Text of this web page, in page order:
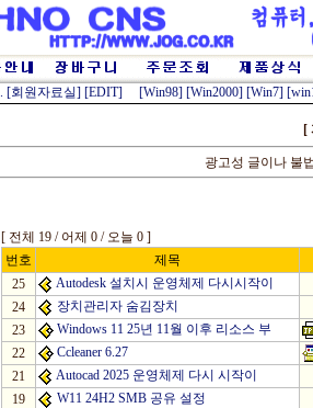
. [회원자료실] [EDIT] [Win98] [Win2000] [Win7]
[
광고성 글이나 불
[ 전체 19/ 어제 0/ 오늘 0]
번호
제목
25
Autodesk 설치시 운영체제 다시시작이
24
장치관리자 숨김장치
23
Windows 11 25년 11월 이후 리소스 부
22
Ccleaner 6.27
21
Autocad 2025 운영체제 다시 시작이
19
W11 24H2 SMB 공유 설정